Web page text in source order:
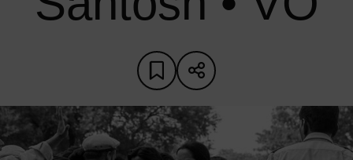
Ajouter aux favoris
Partager sur les